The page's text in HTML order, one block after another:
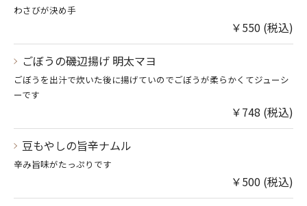
わさびが決め手
￥550 (税込)
ごぼうの磯辺揚げ 明太マヨ
ごぼうを出汁で炊いた後に揚げていのでごぼうが柔らかくてジューシ
ーです
￥748 (税込)
豆もやしの旨辛ナムル
辛み旨味がたっぷりです
￥500 (税込)